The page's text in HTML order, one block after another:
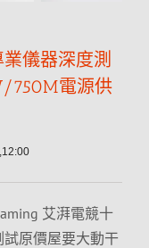
儀器深度測
750M電源供
艾湃電競十
原價屋要大動干